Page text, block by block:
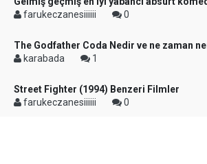
farukeczanesiiiiii
0
The Godfather Coda Nedir ve ne zaman
karabada
1
Street Fighter (1994) Benzeri Filmler
farukeczanesiiiiii
0